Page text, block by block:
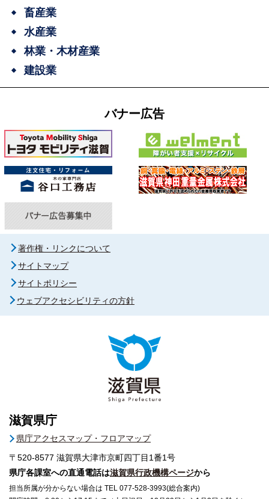
畜産業
水産業
林業・木材産業
建設業
バナー広告
著作権・リンクについて
サイトマップ
サイトポリシー
ウェブアクセシビリティの方針
滋賀県庁
県庁アクセスマップ・フロアマップ
〒520-8577 滋賀県大津市京町四丁目1番1号
県庁各課室への直通電話は滋賀県行政機構ページから
担当所属が分からない場合は TEL 077-528-3993(総合案内)